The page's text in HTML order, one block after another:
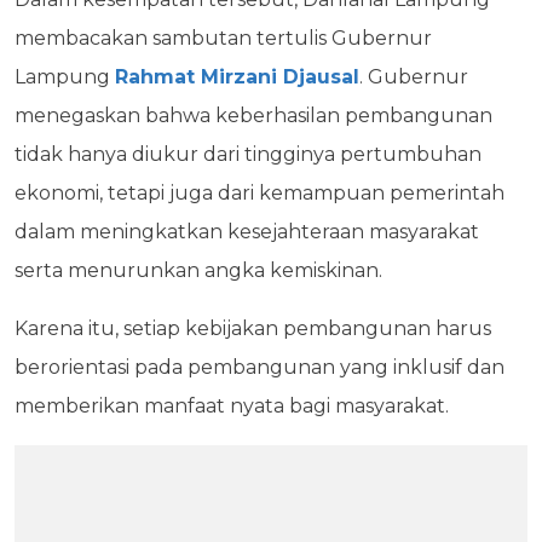
membacakan sambutan tertulis Gubernur
Lampung Rahmat Mirzani Djausal. Gubernur
menegaskan bahwa keberhasilan pembangunan
tidak hanya diukur dari tingginya pertumbuhan
ekonomi, tetapi juga dari kemampuan pemerintah
dalam meningkatkan kesejahteraan masyarakat
serta menurunkan angka kemiskinan.
Karena itu, setiap kebijakan pembangunan harus
berorientasi pada pembangunan yang inklusif dan
memberikan manfaat nyata bagi masyarakat.